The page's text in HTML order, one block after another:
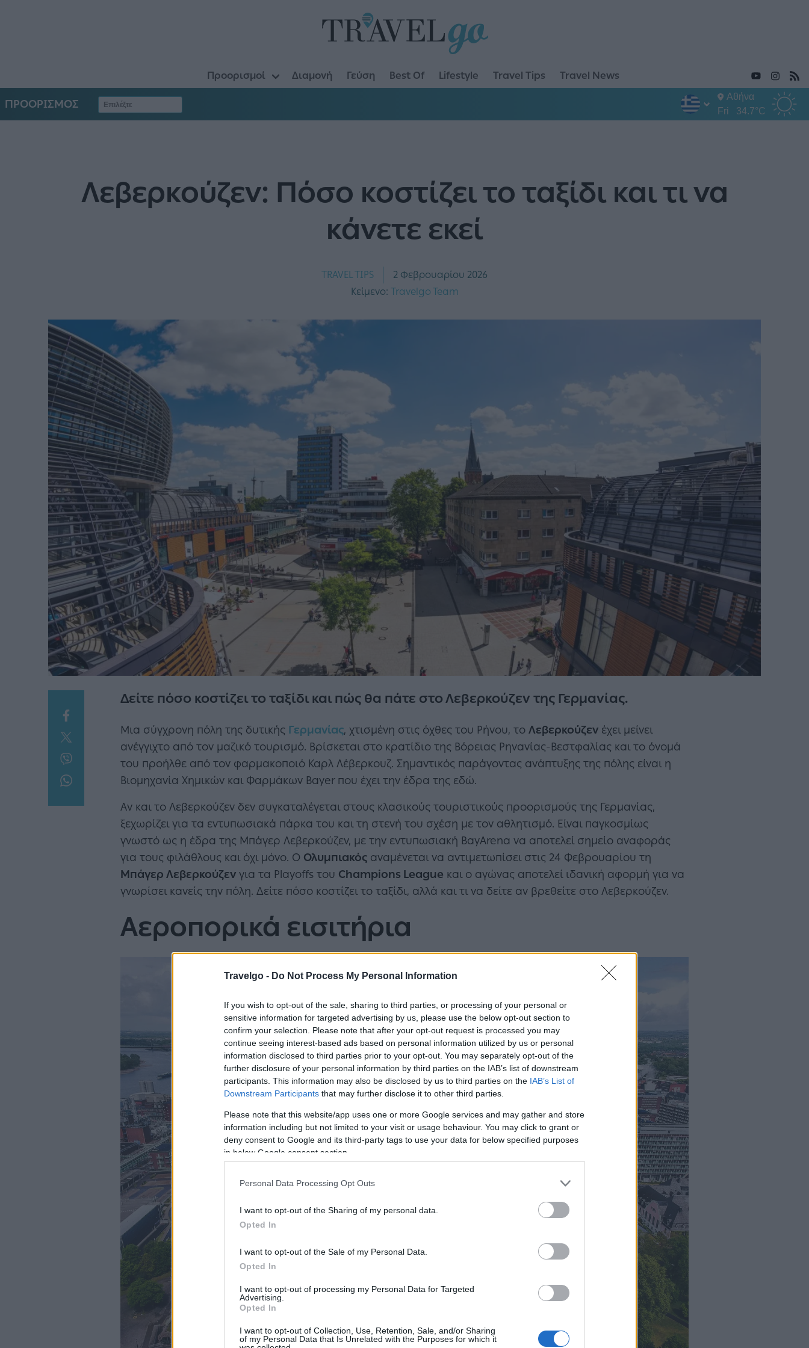
Travelgo - Do Not Process My Personal Information
If you wish to opt-out of the sale, sharing to third parties, or processing of your personal or
sensitive information for targeted advertising by us, please use the below opt-out section to
confirm your selection. Please note that after your opt-out request is processed you may
continue seeing interest-based ads based on personal information utilized by us or personal
information disclosed to third parties prior to your opt-out. You may separately opt-out of the
further disclosure of your personal information by third parties on the IAB’s list of downstream
participants. This information may also be disclosed by us to third parties on the IAB’s List of
Downstream Participants that may further disclose it to other third parties.
Please note that this website/app uses one or more Google services and may gather and store
information including but not limited to your visit or usage behaviour. You may click to grant or
deny consent to Google and its third-party tags to use your data for below specified purposes
in below Google consent section.
Personal Data Processing Opt Outs
I want to opt-out of the Sharing of my personal data.
Opted In
I want to opt-out of the Sale of my Personal Data.
Opted In
I want to opt-out of processing my Personal Data for Targeted
Advertising.
Opted In
I want to opt-out of Collection, Use, Retention, Sale, and/or Sharing
of my Personal Data that Is Unrelated with the Purposes for which it
Προορισμοί Διαμονή Γεύση Best Of Lifestyle Travel Tips Travel News
ΠΡΟΟΡΙΣΜΟΣ
Αθήνα
Fri
34.7°C
Λεβερκούζεν: Πόσο κοστίζει το ταξίδι και τι να
κάνετε εκεί
TRAVEL TIPS
2 Φεβρουαρίου 2026
Κείμενο: Travelgo Team
Δείτε πόσο κοστίζει το ταξίδι και πώς θα πάτε στο Λεβερκούζεν της Γερμανίας.
Μια σύγχρονη πόλη της δυτικής Γερμανίας, χτισμένη στις όχθες του Ρήνου, το Λεβερκούζεν έχει μείνει
ανέγγιχτο από τον μαζικό τουρισμό. Βρίσκεται στο κρατίδιο της Βόρειας Ρηνανίας-Βεστφαλίας και το όνομά
του προήλθε από τον φαρμακοποιό Καρλ Λέβερκουζ. Σημαντικός παράγοντας ανάπτυξης της πόλης είναι η
Βιομηχανία Χημικών και Φαρμάκωv Bayer που έχει την έδρα της εδώ.
Αν και το Λεβερκούζεν δεν συγκαταλέγεται στους κλασικούς τουριστικούς προορισμούς της Γερμανίας,
ξεχωρίζει για τα εντυπωσιακά πάρκα του και τη στενή του σχέση με τον αθλητισμό. Είναι παγκοσμίως
γνωστό ως η έδρα της Μπάγερ Λεβερκούζεν, με την εντυπωσιακή BayArena να αποτελεί σημείο αναφοράς
για τους φιλάθλους και όχι μόνο. Ο Ολυμπιακός αναμένεται να αντιμετωπίσει στις 24 Φεβρουαρίου τη
Μπάγερ Λεβερκούζεν για τα Playoffs του Champions League και ο αγώνας αποτελεί ιδανική αφορμή για να
γνωρίσει κανείς την πόλη. Δείτε πόσο κοστίζει το ταξίδι, αλλά και τι να δείτε αν βρεθείτε στο Λεβερκούζεν.
Αεροπορικά εισιτήρια